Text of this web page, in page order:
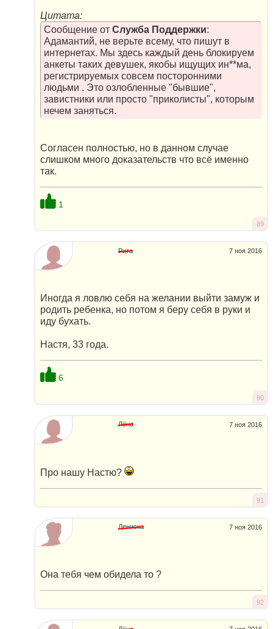
Цитата:
Сообщение от Служба Поддержки:
Адамантий, не верьте всему, что пишут в
интернетах. Мы здесь каждый день блокируем
анкеты таких девушек, якобы ищущих ин**ма,
регистрируемых совсем посторонними
людьми . Это озлобленные "бывшие",
завистники или просто "приколисты", которым
нечем заняться.
Согласен полностью, но в данном случае
слишком много доказательств что всё именно
так.
1
89
7 ноя 2016
Рита
Иногда я ловлю себя на желании выйти замуж и
родить ребенка, но потом я беру себя в руки и
иду бухать.
Настя, 33 года.
6
90
7 ноя 2016
Лёна
Про нашу Настю?
91
7 ноя 2016
Дениска
Она тебя чем обидела то ?
92